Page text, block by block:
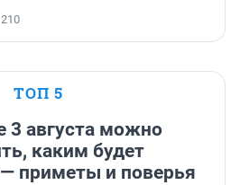
210
ТОП 5
3 августа можно
каким будет
приметы и поверья